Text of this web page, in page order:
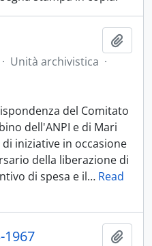
· Unità archivistica ·
del Comitato
dell'ANPI e di Mari
iniziative in occasione
della liberazione di
di spesa e il… Read
1967